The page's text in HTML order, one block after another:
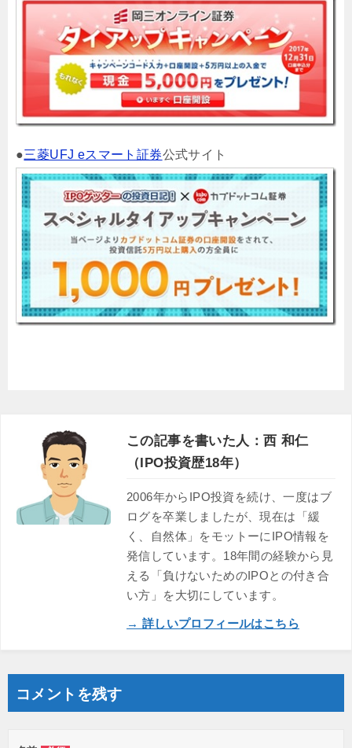
●三菱UFJ eスマート証券公式サイト
この記事を書いた人：西 和仁
（IPO投資歴18年）
2006年からIPO投資を続け、一度はブ
ログを卒業しましたが、現在は「緩
く、自然体」をモットーにIPO情報を
発信しています。18年間の経験から見
える「負けないためのIPOとの付き合
い方」を大切にしています。
→ 詳しいプロフィールはこちら
コメントを残す